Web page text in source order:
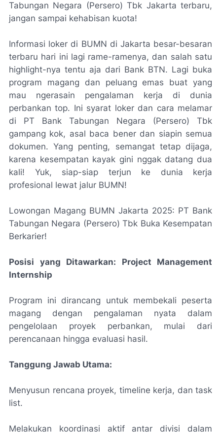
Tabungan Negara (Persero) Tbk Jakarta terbaru,
jangan sampai kehabisan kuota!
Informasi loker di BUMN di Jakarta besar-besaran
terbaru hari ini lagi rame-ramenya, dan salah satu
highlight-nya tentu aja dari Bank BTN. Lagi buka
program magang dan peluang emas buat yang
mau ngerasain pengalaman kerja di dunia
perbankan top. Ini syarat loker dan cara melamar
di PT Bank Tabungan Negara (Persero) Tbk
gampang kok, asal baca bener dan siapin semua
dokumen. Yang penting, semangat tetap dijaga,
karena kesempatan kayak gini nggak datang dua
kali! Yuk, siap-siap terjun ke dunia kerja
profesional lewat jalur BUMN!
Lowongan Magang BUMN Jakarta 2025: PT Bank
Tabungan Negara (Persero) Tbk Buka Kesempatan
Berkarier!
Posisi yang Ditawarkan: Project Management
Internship
Program ini dirancang untuk membekali peserta
magang dengan pengalaman nyata dalam
pengelolaan proyek perbankan, mulai dari
perencanaan hingga evaluasi hasil.
Tanggung Jawab Utama:
Menyusun rencana proyek, timeline kerja, dan task
list.
Melakukan koordinasi aktif antar divisi dalam